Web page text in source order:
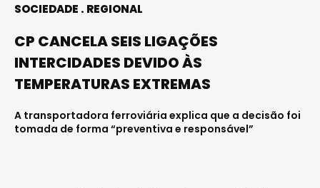
SOCIEDADE REGIONAL
CP CANCELA SEIS LIGAÇÕES
INTERCIDADES DEVIDO ÀS
TEMPERATURAS EXTREMAS
A transportadora ferroviária explica que a decisão foi
tomada de forma “preventiva e responsável”